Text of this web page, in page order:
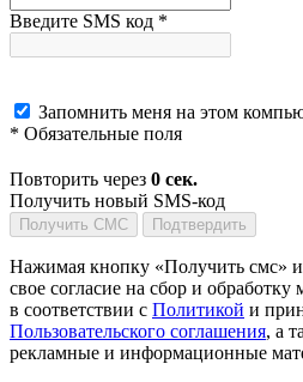
Введите SMS код *
Запомнить меня на этом
* Обязательные поля
Повторить через 0 сек.
Получить новый SMS-код
Получить СМС Подтвердить
Нажимая кнопку «Получить смс»
свое согласие на сбор и
в соответствии с Политикой и
Пользовательского соглашения, а
рекламные и информационные